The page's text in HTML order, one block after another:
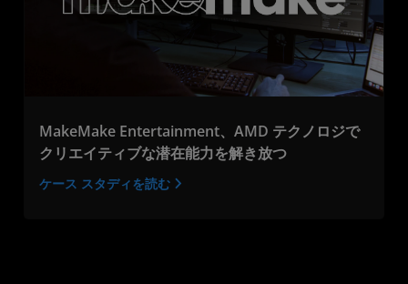
MakeMake Entertainment、AMD テクノロジで
クリエイティブな潜在能力を解き放つ
ケース スタディを読む